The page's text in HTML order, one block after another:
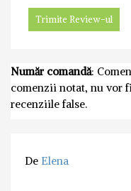
Număr comandă:
comenzii notat, nu vor
recenziile false.
De Elena